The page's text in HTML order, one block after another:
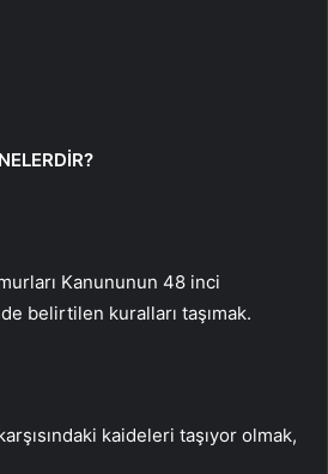
Kanununun 48 inci
belirtilen kuralları taşımak.
kaideleri taşıyor olmak,